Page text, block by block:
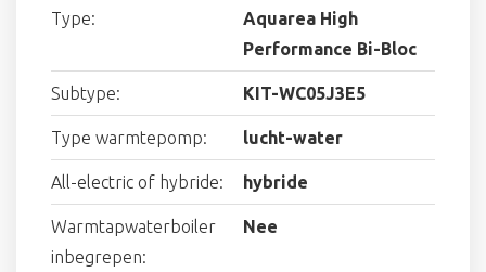
Type:
Aquarea High
Performance Bi-Bloc
Subtype: KIT-WC05J3E5
Type warmtepomp: lucht-water
All-electric of hybride: hybride
Warmtapwaterboiler
inbegrepen:
Nee